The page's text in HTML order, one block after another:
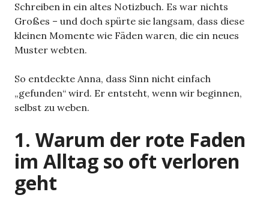
Schreiben in ein altes Notizbuch. Es war nichts
Großes – und doch spürte sie langsam, dass diese
kleinen Momente wie Fäden waren, die ein neues
Muster webten.
So entdeckte Anna, dass Sinn nicht einfach
„gefunden“ wird. Er entsteht, wenn wir beginnen,
selbst zu weben.
1. Warum der rote Faden
im Alltag so oft verloren
geht